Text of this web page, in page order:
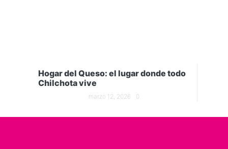
Hogar del Queso: el lugar donde todo
Chilchota vive
marzo 12, 2026 0